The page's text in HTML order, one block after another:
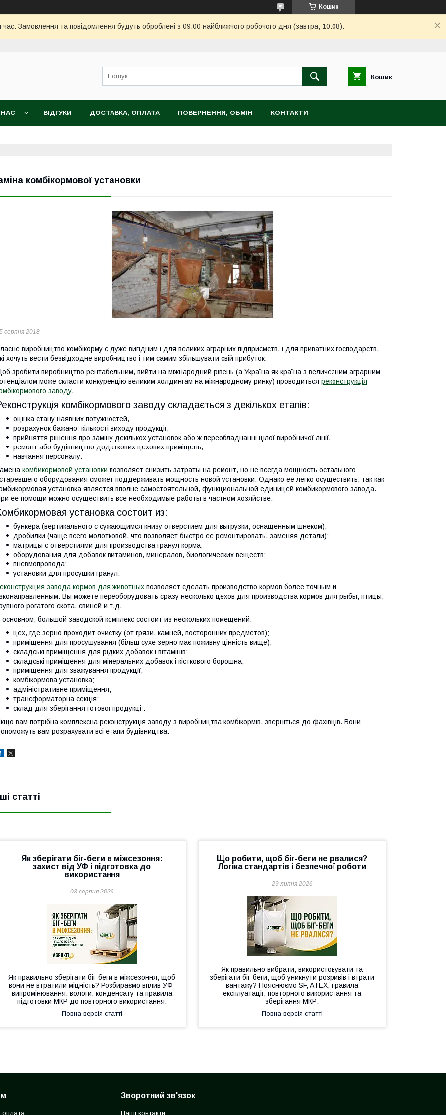
Кошик
час. Замовлення та повідомлення будуть оброблені з 09:00 найближчого робочого дня (завтра, 10.08).
Кошик
ВІДГУКИ ДОСТАВКА, ОПЛАТА ПОВЕРНЕННЯ, ОБМІН КОНТАКТИ
комбікормової установки
серпня 2018
виробництво комбікорму є дуже вигідним і для великих аграрних підприємств, і для приватних господарств,
хочуть вести безвідходне виробництво і тим самим збільшувати свій прибуток.
зробити виробництво рентабельним, вийти на міжнародний рівень (а Україна як країна з величезним аграрним
може скласти конкуренцію великим холдингам на міжнародному ринку) проводиться реконструкція
заводу.
комбікормового заводу складається з декількох етапів:
оцінка стану наявних потужностей,
розрахунок бажаної кількості виходу продукції,
прийняття рішення про заміну декількох установок або ж переобладнанні цілої виробничої лінії,
ремонт або будівництво додаткових цехових приміщень,
навчання персоналу.
комбикормовой установки позволяет снизить затраты на ремонт, но не всегда мощность остального
оборудования сможет поддерживать мощность новой установки. Однако ее легко осуществить, так как
установка является вполне самостоятельной, функциональной единицей комбикормового завода.
ее помощи можно осуществить все необходимые работы в частном хозяйстве.
установка состоит из:
бункера (вертикального с сужающимся книзу отверстием для выгрузки, оснащенным шнеком);
дробилки (чаще всего молотковой, что позволяет быстро ее ремонтировать, заменяя детали);
матрицы с отверстиями для производства гранул корма;
оборудования для добавок витаминов, минералов, биологических веществ;
пневмопровода;
установки для просушки гранул.
завода кормов для животных позволяет сделать производство кормов более точным и
Вы можете переоборудовать сразу несколько цехов для производства кормов для рыбы, птицы,
рогатого скота, свиней и т.д.
основном, большой заводской комплекс состоит из нескольких помещений:
цех, где зерно проходит очистку (от грязи, камней, посторонних предметов);
приміщення для просушування (більш сухе зерно має поживну цінність вище);
складські приміщення для рідких добавок і вітамінів;
складські приміщення для мінеральних добавок і кісткового борошна;
приміщення для зважування продукції;
комбікормова установка;
адміністративне приміщення;
трансформаторна секція;
склад для зберігання готової продукції.
вам потрібна комплексна реконструкція заводу з виробництва комбікормів, зверніться до фахівців. Вони
вам розрахувати всі етапи будівництва.
статті
Як зберігати біг-беги в міжсезоння:
захист від УФ і підготовка до
використання
03 серпня 2026
Як правильно зберігати біг-беги в міжсезоння, щоб
вони не втратили міцність? Розбираємо вплив УФ-
випромінювання, вологи, конденсату та правила
підготовки МКР до повторного використання.
Повна версія статті
Що робити, щоб біг-беги не рвалися?
Логіка стандартів і безпечної роботи
29 липня 2026
Як правильно вибрати, використовувати та
зберігати біг-беги, щоб уникнути розривів і втрати
вантажу? Пояснюємо SF, ATEX, правила
експлуатації, повторного використання та
зберігання МКР.
Повна версія статті
оплата
Зворотний зв'язок
Наші контакти